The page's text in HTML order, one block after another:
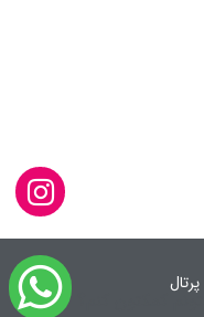
کمکتون کنم؟
پرتال